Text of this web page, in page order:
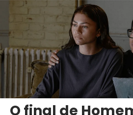
O final de